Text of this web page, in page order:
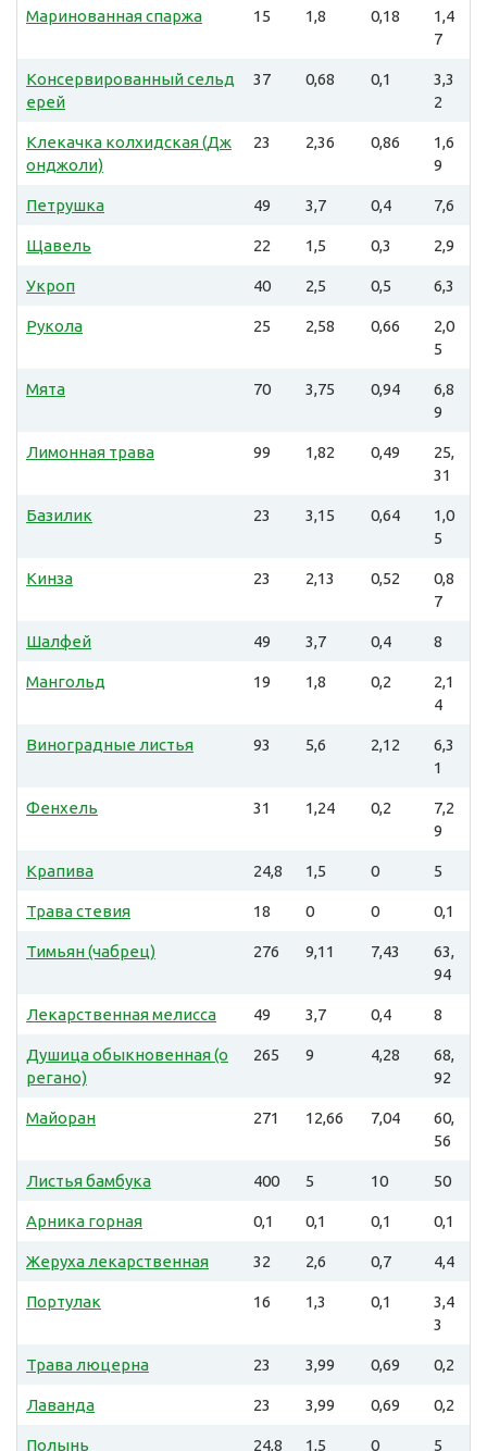
Маринованная спаржа 15 1,8 0,18
1,4
7
Консервированный сельд
ерей
37 0,68 0,1
3,3
2
Клекачка колхидская (Дж
онджоли)
23 2,36 0,86
1,6
9
Петрушка 49 3,7 0,4 7,6
Щавель 22 1,5 0,3 2,9
Укроп 40 2,5 0,5 6,3
Рукола 25 2,58 0,66
2,0
5
Мята 70 3,75 0,94
6,8
9
Лимонная трава 99 1,82 0,49
25,
31
Базилик 23 3,15 0,64
1,0
5
Кинза 23 2,13 0,52
0,8
7
Шалфей 49 3,7 0,4 8
Мангольд 19 1,8 0,2
2,1
4
Виноградные листья 93 5,6 2,12
6,3
1
Фенхель 31 1,24 0,2
7,2
9
Крапива 24,8 1,5 0 5
Трава стевия 18 0 0 0,1
Тимьян (чабрец) 276 9,11 7,43
63,
94
Лекарственная мелисса 49 3,7 0,4 8
Душица обыкновенная (о
регано)
265 9 4,28
68,
92
Майоран 271 12,66 7,04
60,
56
Листья бамбука 400 5 10 50
Арника горная 0,1 0,1 0,1 0,1
Жеруха лекарственная 32 2,6 0,7 4,4
Портулак 16 1,3 0,1
3,4
3
Трава люцерна 23 3,99 0,69 0,2
Лаванда 23 3,99 0,69 0,2
Полынь 24,8 1,5 0 5